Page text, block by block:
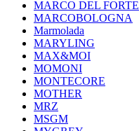
MARCO DEL FORTE
MARCOBOLOGNA
Marmolada
MARYLING
MAX&MOI
MOMONI
MONTECORE
MOTHER
MRZ
MSGM